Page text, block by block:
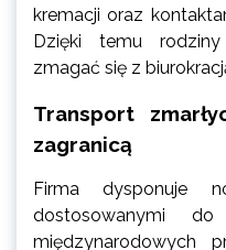
kremacji oraz
Dzięki temu
zmagać się z
Transport
zagranicą
Firma dysponuje
dostosowanymi
międzynarodowych